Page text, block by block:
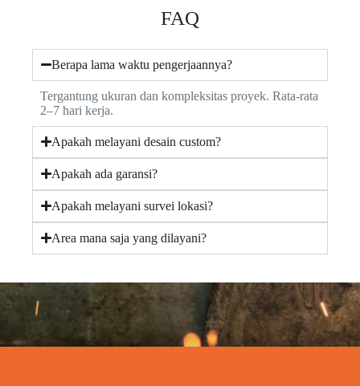
FAQ
Berapa lama waktu pengerjaannya?
Tergantung ukuran dan kompleksitas proyek. Rata-rata
2–7 hari kerja.
Apakah melayani desain custom?
Apakah ada garansi?
Apakah melayani survei lokasi?
Area mana saja yang dilayani?